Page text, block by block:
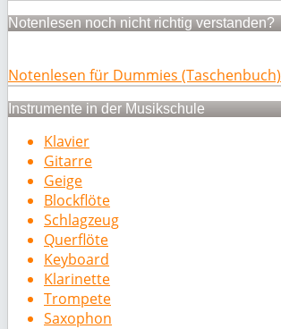
Notenlesen noch nicht richtig verstanden?
Notenlesen für Dummies (Taschenbuch)
Instrumente in der Musikschule
Klavier
Gitarre
Geige
Blockflöte
Schlagzeug
Querflöte
Keyboard
Klarinette
Trompete
Saxophon